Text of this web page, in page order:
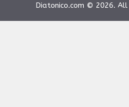
Diatonico.com © 2026.